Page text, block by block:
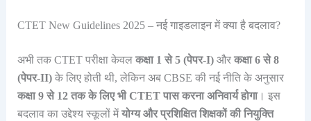
CTET New Guidelines 2025 – नई गाइडलाइन में क्या है बदलाव?
अभी तक CTET परीक्षा केवल कक्षा 1 से 5 (पेपर-I)और कक्षा 6 से 8
(पेपर-II)के लिए होती थी, लेकिन अब CBSE की नई नीति के अनुसार
कक्षा 9 से 12 तक के लिए भी CTET पास करना अनिवार्य होगा। इस
बदलाव का उद्देश्य स्कूलों मेंयोग्य और प्रशिक्षित शिक्षकों की नियुक्ति